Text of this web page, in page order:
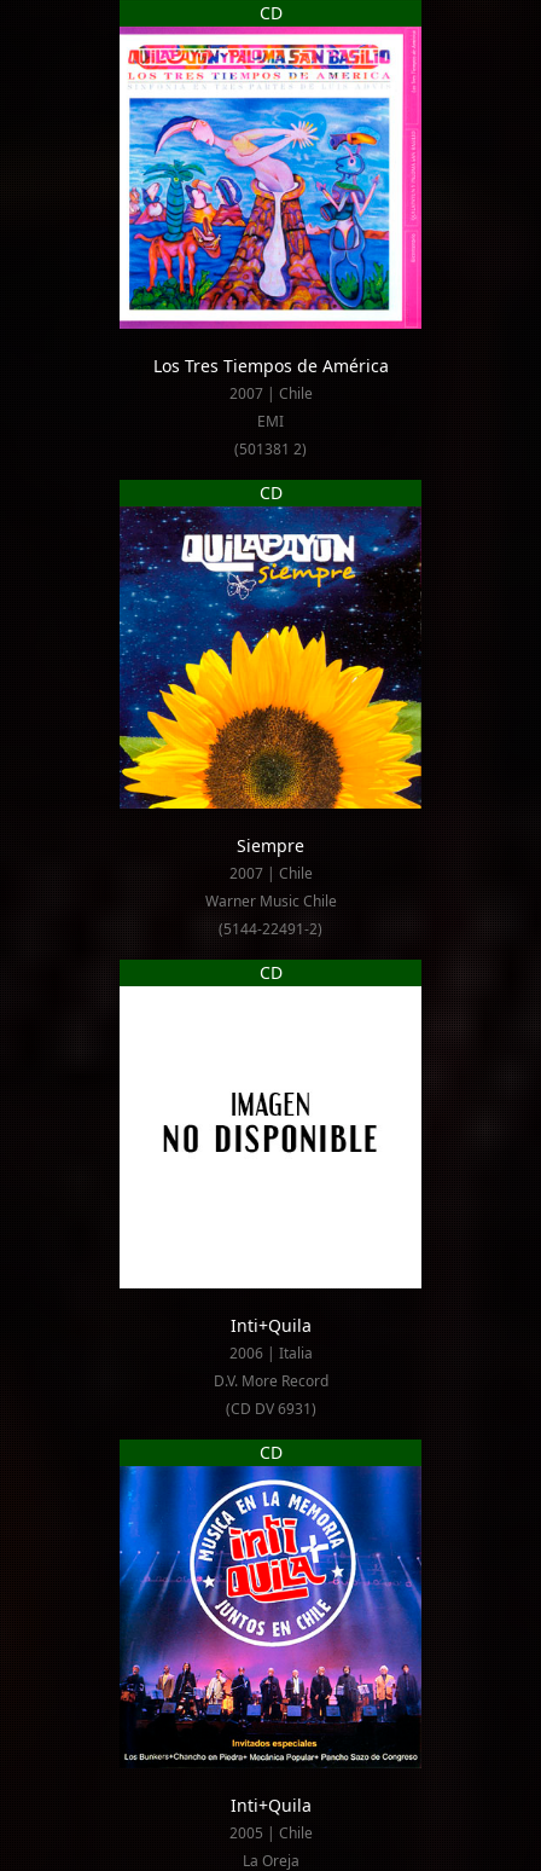
CD
Los Tres Tiempos de América
2007 | Chile
EMI
(501381 2)
CD
Siempre
2007 | Chile
Warner Music Chile
(5144-22491-2)
CD
Inti+Quila
2006 | Italia
D.V. More Record
(CD DV 6931)
CD
Inti+Quila
2005 | Chile
La Oreja